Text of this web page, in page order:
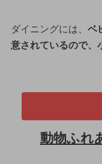
ダイニングには、 ベ
意されているので、
動物ふれ